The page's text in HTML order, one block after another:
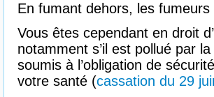
En fumant dehors, les
Vous êtes cependant en droit
notamment s’il est pollué par
soumis à l’obligation de
votre santé (cassation du 29